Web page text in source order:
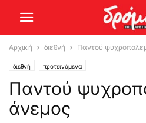
Αρχική διεθνή Παντού
διεθνή προτεινόμενα
Παντού
άνεμος